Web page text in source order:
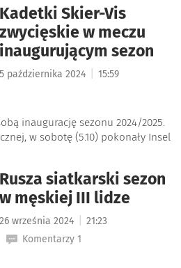
Kadetki Skier-Vis
zwycięskie w meczu
inaugurującym sezon
5 października 2024 15:59
inaugurację sezonu 2024/2025.
w sobotę (5.10) pokonały Insel
Rusza siatkarski sezon
w męskiej III lidze
26 września 2024
21:23
Komentarzy 1